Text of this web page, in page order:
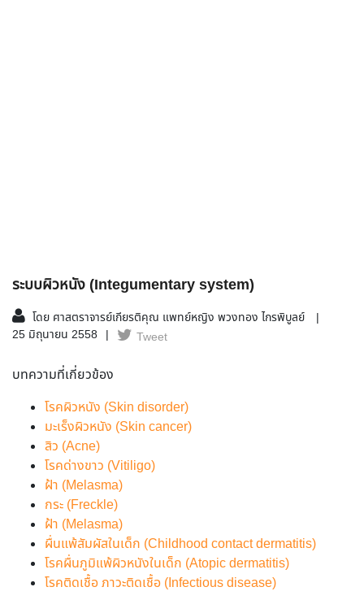
ระบบผิวหนัง (Integumentary system)
โดย ศาสตราจารย์เกียรติคุณ แพทย์หญิง พวงทอง ไกรพิบูลย์
25 มิถุนายน 2558
Tweet
บทความที่เกี่ยวข้อง
โรคผิวหนัง (Skin disorder)
มะเร็งผิวหนัง (Skin cancer)
สิว (Acne)
โรคด่างขาว (Vitiligo)
ฝ้า (Melasma)
กระ (Freckle)
ฝ้า (Melasma)
ผื่นแพ้สัมผัสในเด็ก (Childhood contact dermatitis)
โรคผื่นภูมิแพ้ผิวหนังในเด็ก (Atopic dermatitis)
โรคติดเชื้อ ภาวะติดเชื้อ (Infectious disease)